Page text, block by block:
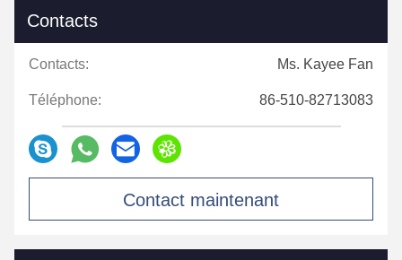
Contacts
Contacts: Ms. Kayee Fan
Téléphone: 86-510-82713083
Contact maintenant